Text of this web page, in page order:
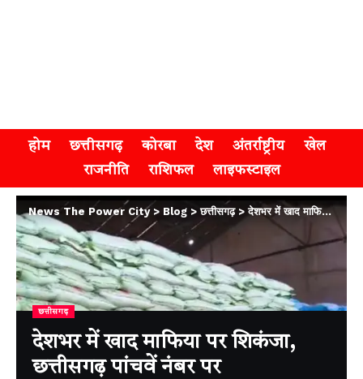
होम छत्तीसगढ़ कोरबा देश अंतर्राष्ट्रीय
खेल
राजनीति
राशिफल लाइफस्टाइल
News The Power City> Blog >छत्तीसगढ़>देशभर में खाद माफिया पर शिकंजा, छत्तीसगढ़ पांचवें नंबर पर
छत्तीसगढ़
देशभर में खाद माफिया पर शिकंजा,
छत्तीसगढ़ पांचवें नंबर पर